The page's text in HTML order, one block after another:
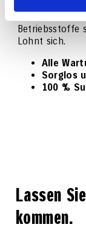
Betriebsstoffe
Lohnt sich.
Alle
Sorglos
100 %
Lassen
kommen.